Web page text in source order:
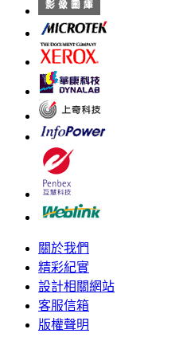
關於我們
精彩紀實
設計相關網站
客服信箱
版權聲明